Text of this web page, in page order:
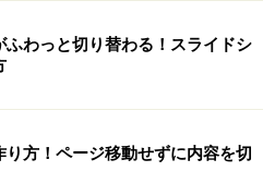
ふわっと切り替わる！スライドシ
り方！ページ移動せずに内容を切